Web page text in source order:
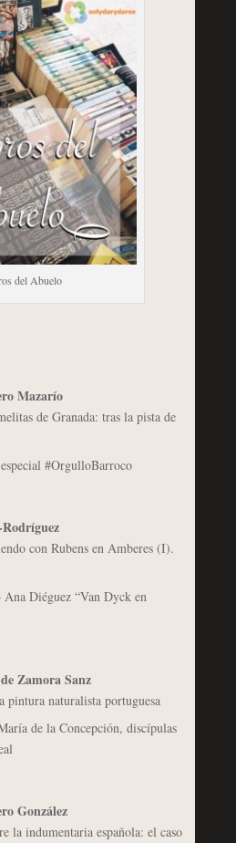
del Abuelo
Mazarío
de Granada: tras la pista de
#OrgulloBarroco
con Rubens en Amberes (I).
Diéguez “Van Dyck en
Zamora Sanz
pintura naturalista portuguesa
de la Concepción, discípulas
González
la indumentaria española: el caso